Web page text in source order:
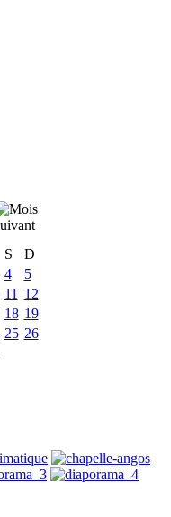
S
D
4
5
11
12
18 19
25 26